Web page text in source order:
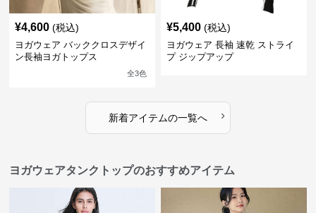
¥4,600 (税込)
ヨガウェア バッククロスデザイ
ン長袖ヨガトップス
全3色
¥5,400 (税込)
ヨガウェア 長袖 速乾 ストライ
プ ジップアップ
新着アイテムの一覧へ ›
ヨガウェアタンクトップのおすすめアイテム